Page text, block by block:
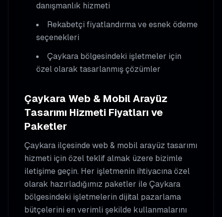
danışmanlık hizmeti
Rekabetçi fiyatlandırma ve esnek ödeme
seçenekleri
Çaykara bölgesindeki işletmeler için
özel olarak tasarlanmış çözümler
Çaykara Web & Mobil Arayüz
Tasarımı Hizmeti Fiyatları ve
Paketler
Çaykara ilçesindeweb & mobil arayüz tasarımı
hizmeti için özel teklif almak üzere bizimle
iletişime geçin. Her işletmenin ihtiyacına özel
olarak hazırladığımız paketler ileÇaykara
bölgesindeki işletmelerin dijital pazarlama
bütçelerini en verimli şekilde kullanmalarını